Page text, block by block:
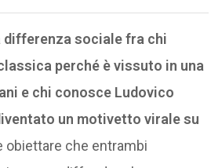
differenza sociale fra chi
perché è vissuto in una
e chi conosce Ludovico
un motivetto virale su
obiettare che entrambi